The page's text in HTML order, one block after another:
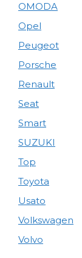
OMODA
Opel
Peugeot
Porsche
Renault
Seat
Smart
SUZUKI
Top
Toyota
Usato
Volkswagen
Volvo